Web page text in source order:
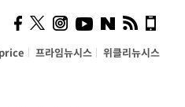
프라임뉴시스 위클리뉴시스
시, 스마트폰 액세서리에
NFC 더했다